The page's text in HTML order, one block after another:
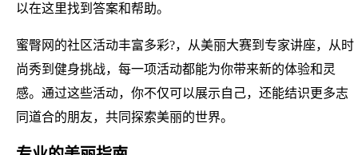
以在这里找到答案和帮助。
蜜臀网的社区活动丰富多彩?，从美丽大赛到专家讲座，从时
尚秀到健身挑战，每一项活动都能为你带来新的体验和灵
感。通过这些活动，你不仅可以展示自己，还能结识更多志
同道合的朋友，共同探索美丽的世界。